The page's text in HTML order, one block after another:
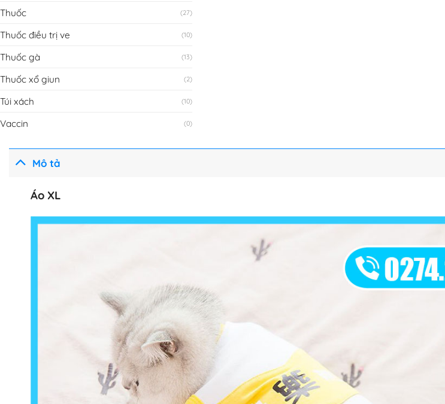
Thuốc (27)
Thuốc điều trị ve (10)
Thuốc gà (13)
Thuốc xổ giun (2)
Túi xách (10)
Vaccin (0)
Mô tả
Áo XL